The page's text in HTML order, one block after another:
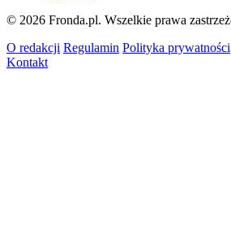
© 2026 Fronda.pl. Wszelkie prawa
O redakcji Regulamin Polityka prywatności
Kontakt